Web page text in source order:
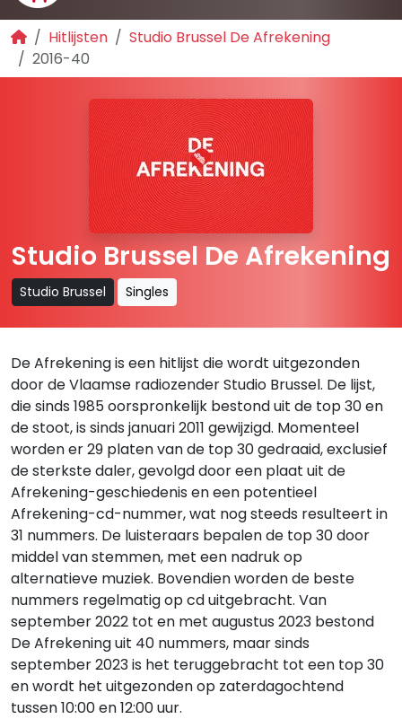
Hitlijsten
Studio Brussel De Afrekening
2016-40
Studio Brussel De Afrekening
Studio Brussel Singles
De Afrekening is een hitlijst die wordt uitgezonden
door de Vlaamse radiozender Studio Brussel. De lijst,
die sinds 1985 oorspronkelijk bestond uit de top 30 en
de stoot, is sinds januari 2011 gewijzigd. Momenteel
worden er 29 platen van de top 30 gedraaid, exclusief
de sterkste daler, gevolgd door een plaat uit de
Afrekening-geschiedenis en een potentieel
Afrekening-cd-nummer, wat nog steeds resulteert in
31 nummers. De luisteraars bepalen de top 30 door
middel van stemmen, met een nadruk op
alternatieve muziek. Bovendien worden de beste
nummers regelmatig op cd uitgebracht. Van
september 2022 tot en met augustus 2023 bestond
De Afrekening uit 40 nummers, maar sinds
september 2023 is het teruggebracht tot een top 30
en wordt het uitgezonden op zaterdagochtend
tussen 10:00 en 12:00 uur.